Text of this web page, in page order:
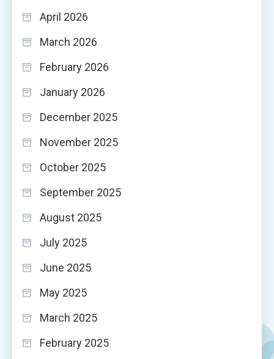
April 2026
March 2026
February 2026
January 2026
December 2025
November 2025
October 2025
September 2025
August 2025
July 2025
June 2025
May 2025
March 2025
February 2025